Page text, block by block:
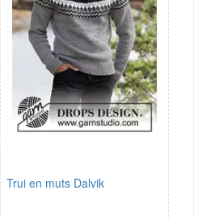
Trui en muts Dalvik